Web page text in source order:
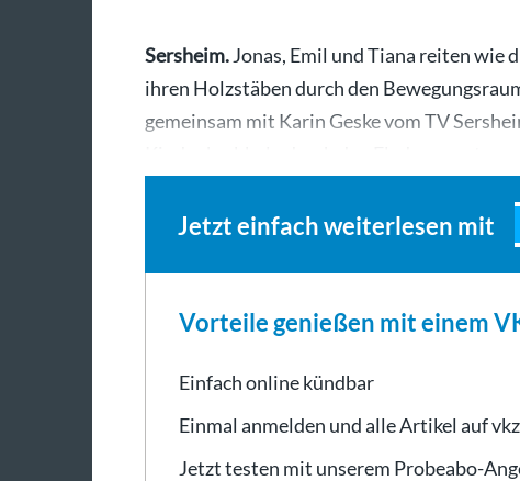
Sersheim.Jonas, Emil und Tiana reiten wie
ihren Holzstäben durch den
gemeinsam mit Karin Geske vom TV
Jetzt einfach weiterlesen mit
Vorteile genießen mit einem
Einfach online kündbar
Einmal anmelden und alle Artikel auf
Jetzt testen mit unserem Probeabo-